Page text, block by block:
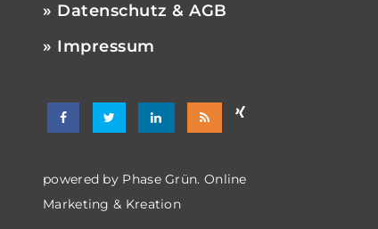
» Datenschutz & AGB
» Impressum
powered by Phase Grün. Online
Marketing & Kreation